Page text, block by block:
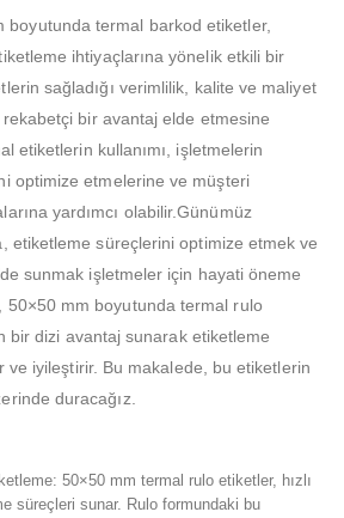
boyutunda termal barkod etiketler,
ihtiyaçlarına yönelik etkili bir
sağladığı verimlilik, kalite ve maliyet
bir avantaj elde etmesine
etiketlerin kullanımı, işletmelerin
optimize etmelerine ve müşteri
yardımcı olabilir.Günümüz
etiketleme süreçlerini optimize etmek ve
sunmak işletmeler için hayati öneme
50×50 mm boyutunda termal rulo
bir dizi avantaj sunarak etiketleme
ve iyileştirir. Bu makalede, bu etiketlerin
duracağız.
50×50 mm termal rulo etiketler, hızlı
süreçleri sunar. Rulo formundaki bu